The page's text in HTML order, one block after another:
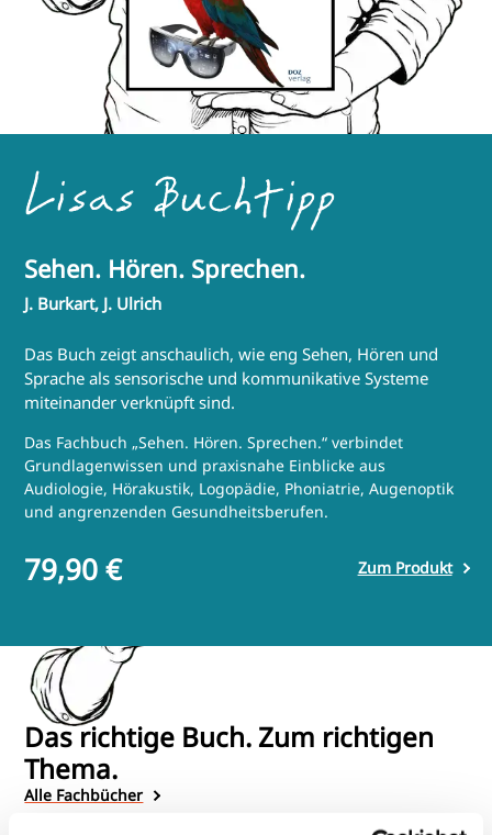
Lisas Buchtipp
Sehen. Hören. Sprechen.
J. Burkart, J. Ulrich
Das Buch zeigt anschaulich, wie eng Sehen, Hören und
Sprache als sensorische und kommunikative Systeme
miteinander verknüpft sind.
Das Fachbuch „Sehen. Hören. Sprechen.“ verbindet
Grundlagenwissen und praxisnahe Einblicke aus
Audiologie, Hörakustik, Logopädie, Phoniatrie, Augenoptik
und angrenzenden Gesundheitsberufen.
79,90 € Zum Produkt
Das richtige Buch. Zum richtigen
Thema.
Alle Fachbücher